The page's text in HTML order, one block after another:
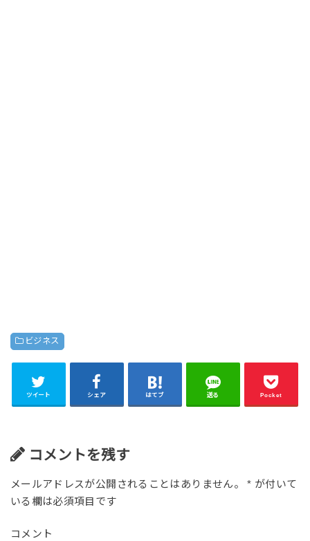
ビジネス
ツイート シェア はてブ 送る Pocket
コメントを残す
メールアドレスが公開されることはありません。 * が付いて
いる欄は必須項目です
コメント